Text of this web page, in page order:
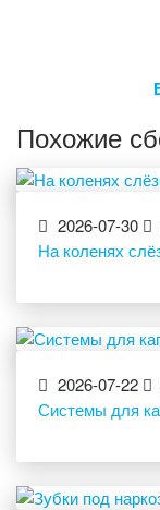
Похожие
2026-07-30
На коленях
2026-07-22
Системы для